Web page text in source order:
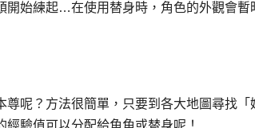
開始練起…在使用替身時，角色的外觀會暫
呢？方法很簡單，只要到各大地圖尋找「